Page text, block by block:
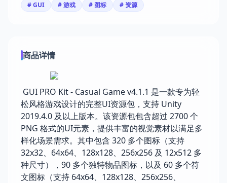
# GUI # 游戏 # 图标 # 资源
商品详情
GUI PRO Kit - Casual Game v4.1.1 是一款专为轻
松风格游戏设计的完整UI资源包，支持 Unity
2019.4.0 及以上版本。该资源包包含超过 2700 个
PNG 格式的UI元素，提供丰富的视觉素材以满足多
样化场景需求。其中包含 320 多个图标（支持
32x32、64x64、128x128、256x256 及 12x512 多
种尺寸），90 多个独特物品图标，以及 60 多个符
文图标（支持 64x64、128x128、256x256、